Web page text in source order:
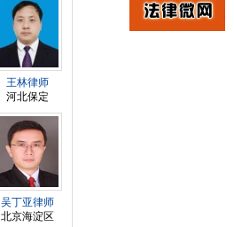
王林律师
河北保定
吴丁亚律师
北京海淀区